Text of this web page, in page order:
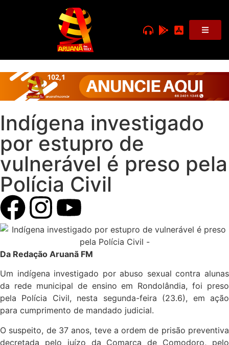
Indígena investigado
por estupro de
vulnerável é preso pela
Polícia Civil
Da Redação Aruanã FM
Um indígena investigado por abuso sexual contra alunas
da rede municipal de ensino em Rondolândia, foi preso
pela Polícia Civil, nesta segunda-feira (23.6), em ação
para cumprimento de mandado judicial.
O suspeito, de 37 anos, teve a ordem de prisão preventiva
decretada pelo juízo da Comarca de Comodoro, pelo